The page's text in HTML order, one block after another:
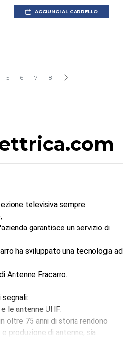
AGGIUNGI AL CARRELLO
5 6 7 8
televisiva sempre
garantisce un servizio di
ha sviluppato una tecnologia ad
Antenne Fracarro.
e le antenne UHF.
oltre 75 anni di storia rendono
produzione di antenne, sia